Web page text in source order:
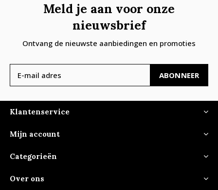
Meld je aan voor onze
nieuwsbrief
Ontvang de nieuwste aanbiedingen en promoties
ABONNEER
Klantenservice
Mijn account
Categorieën
Over ons